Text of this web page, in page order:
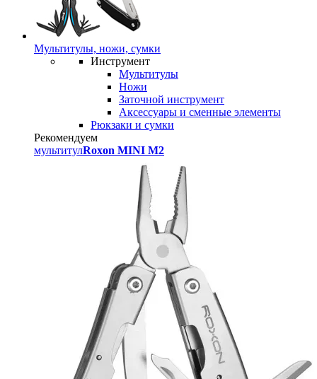
Мультитулы, ножи, сумки
Инструмент
Мультитулы
Ножи
Заточной инструмент
Аксессуары и сменные элементы
Рюкзаки и сумки
Рекомендуем
мультитулRoxon MINI M2